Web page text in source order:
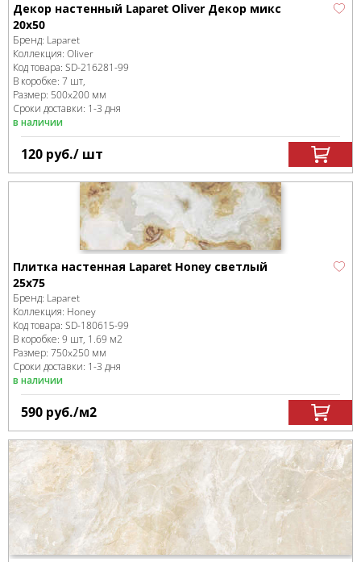
Декор настенный Laparet Oliver Декор микс
20х50
Бренд: Laparet
Коллекция: Oliver
Код товара: SD-216281-99
В коробке: 7 шт,
Размер: 500x200 мм
Сроки доставки: 1-3 дня
в наличии
120 руб./ шт
Плитка настенная Laparet Honey светлый
25х75
Бренд: Laparet
Коллекция: Honey
Код товара: SD-180615-99
В коробке: 9 шт, 1.69 м2
Размер: 750x250 мм
Сроки доставки: 1-3 дня
в наличии
590 руб./м2